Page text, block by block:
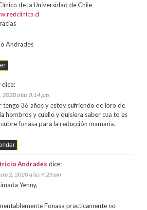
de la Universidad de Chile
Andrades
dice:
2020 a las 5:14 pm
tengo 36 años y estoy sufriendo de loro de
hombros y cuello y quisiera saber cua to es
fonasa para la reducción mamaria.
Andrades dice:
2, 2020 a las 9:23 pm
Yenny,
Fonasa practicamente no